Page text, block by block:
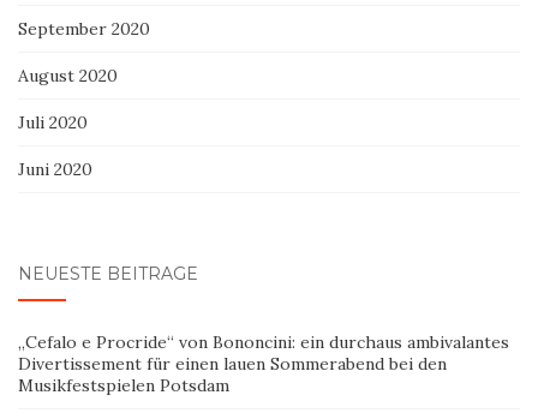
September 2020
August 2020
Juli 2020
Juni 2020
NEUESTE BEITRÄGE
„Cefalo e Procride“ von Bononcini: ein durchaus ambivalantes
Divertissement für einen lauen Sommerabend bei den
Musikfestspielen Potsdam